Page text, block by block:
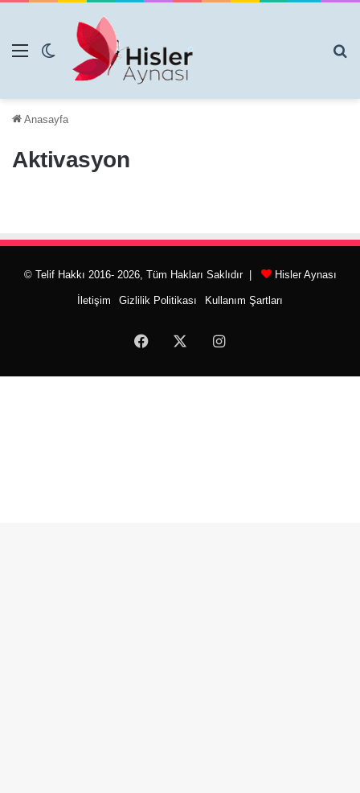
Menü Dış görünümü değiştir
Anasayfa
Aktivasyon
© Telif Hakkı 2016- 2026, Tüm Hakları Saklıdır | Hisler Aynası
İletişim Gizlilik Politikası Kullanım Şartları
Facebook Instagram